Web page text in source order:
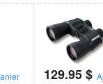
129.95$